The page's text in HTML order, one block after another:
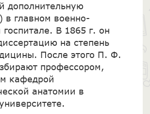
дополнительную
в главном военно-
госпитале. В 1865 г. он
на степень
После этого П. Ф.
профессором,
кафедрой
анатомии в